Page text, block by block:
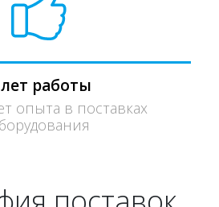
работы
опыта в поставках